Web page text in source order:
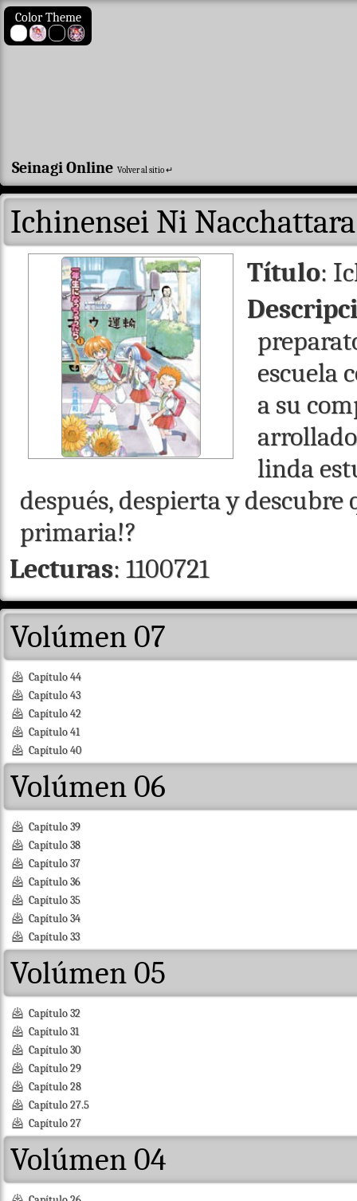
Color Theme
Seinagi Online Volver al sitio ↵
Ichinensei Ni Nacchattara
Título:
escuela
a su
linda
después, despierta y descubre
primaria!?
Lecturas: 1100721
Volúmen 07
Capítulo 44
Capítulo 43
Capítulo 42
Capítulo 41
Capítulo 40
Volúmen 06
Capítulo 39
Capítulo 38
Capítulo 37
Capítulo 36
Capítulo 35
Capítulo 34
Capítulo 33
Volúmen 05
Capítulo 32
Capítulo 31
Capítulo 30
Capítulo 29
Capítulo 28
Capítulo 27.5
Capítulo 27
Volúmen 04